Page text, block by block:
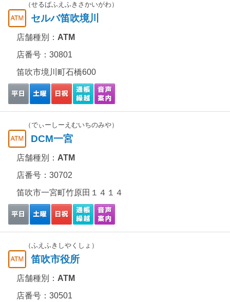
（せるばふえふきさかいがわ）
セルバ笛吹境川
店舗種別： ATM
店番号：30801
笛吹市境川町石橋600
（でぃーしーえむいちのみや）
DCM一宮
店舗種別： ATM
店番号：30702
笛吹市一宮町竹原田１４１４
（ふえふきしやくしょ）
笛吹市役所
店舗種別： ATM
店番号：30501